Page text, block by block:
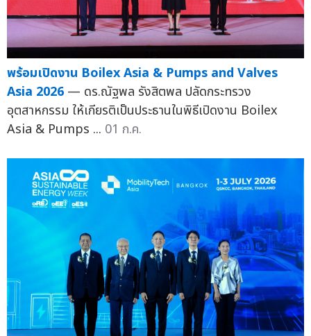
พร้อมเปิดงาน Boilex Asia & Pumps and Valves
Asia 2026 — ดร.ณัฐพล รังสิตพล ปลัดกระทรวง
อุตสาหกรรม ให้เกียรติเป็นประธานในพิธีเปิดงาน Boilex
Asia & Pumps ... 01 ก.ค.